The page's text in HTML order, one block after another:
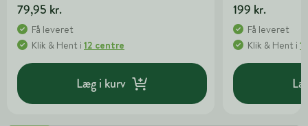
79,95 kr.
Få leveret
Klik & Hent i 12 centre
Læg i kurv
199 kr.
Få leveret
Klik & Hent i